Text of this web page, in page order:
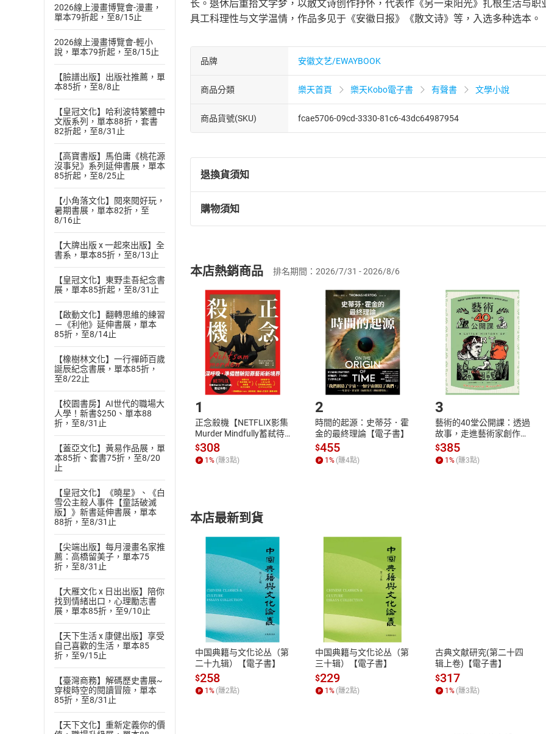
2026線上漫畫博覽會-漫畫，
單本79折起，至8/15止
2026線上漫畫博覽會-輕小
說，單本79折起，至8/15止
【臉譜出版】出版社推薦，單
本85折，至8/8止
【皇冠文化】哈利波特繁體中
文版系列，單本88折，套書
82折起，至8/31止
【高寶書版】馬伯庸《桃花源
沒事兒》系列延伸書展，單本
85折起，至8/25止
【小角落文化】閱來閱好玩，
暑期書展，單本82折，至
8/16止
【大牌出版 x 一起來出版】全
書系，單本85折，至8/13止
【皇冠文化】東野圭吾紀念書
展，單本85折起，至8/31止
【啟動文化】翻轉思維的練習
－《利他》延伸書展，單本
85折，至8/14止
【橡樹林文化】一行禪師百歲
誕辰紀念書展，單本85折，
至8/22止
【校園書房】AI世代的職場大
人學！新書$250、單本88
折，至8/31止
【蓋亞文化】黃易作品展，單
本85折、套書75折，至8/20
止
【皇冠文化】《曉星》、《白
雪公主殺人事件【童話破滅
版】》新書延伸書展，單本
88折，至8/31止
【尖端出版】每月漫畫名家推
薦：高橋留美子，單本75
折，至8/31止
【大雁文化 x 日出出版】陪你
找到情緒出口，心理勵志書
展，單本85折，至9/10止
【天下生活 x 康健出版】享受
自己喜歡的生活，單本85
折，至9/15止
【臺灣商務】解碼歷史書展~
穿梭時空的閱讀冒險，單本
85折，至8/31止
【天下文化】重新定義你的價
长。退休后重拾文学梦，以散文诗创作抒怀，代表作《另一束阳光》扎根生活与
具工科理性与文学温情，作品多见于《安徽日报》《散文诗》等，入选多种选本。
品牌 安徽文艺/EWAYBOOK
商品分類 樂天首頁 樂天Kobo電子書 有聲書 文學小說
商品貨號(SKU) fcae5706-09cd-3330-81c6-43dc64987954
退換貨須知
退換貨規定：
(一)依消費者保護法第19條第1項後段暨通訊交易解除權合理例外情事適用
(二)消費者訂購本店鋪之商品即代表知悉本店鋪所銷售之商品為電子書，
且已下載/存取電子書，不得請求退貨退款。
退貨方式：您欲取消訂單或辦理退貨時，請登入樂天市場，並於「我的訂單
貨」，本店鋪將依您的申請進行審核，待審核通過後將為您辦理退款事宜。
請注意，樂天市場須以整筆訂單為單位進行取消/退貨，恕無法以單支商品取
購物須知
挑選商品
Choose
放入購物車
Shopping cart
登入帳號
Login
購書後，如何開始使用？
Step1.選擇閱讀載具 Step2.登入
付款方式
ATM轉帳、信用卡、LINE PAY、AFTEE
之權利，遽消費者保護法及通訊交
除權合理例外情事適用準則，依商
質各有不同規定。詳細退換貨說明
照各商品說明。
本店熱銷商品 排名期間：2026/7/31 - 2026/8/6
1
正念殺機【NETFLIX影集
Murder Mindfully蓄弒待
發】【電子書】
$308
1 % (賺3點)
2
時間的起源：史蒂芬．霍
金的最終理論【電子書】
$455
1 % (賺4點)
3
藝術的40堂公開課：透過
故事，走進藝術家創作現
場，看藝術如何誕生、如
何形塑人類生活【電子
書】
$385
1 % (賺3點)
本店最新到貨
中国典籍与文化论丛（第
二十九辑）【電子書】
$258
1% (賺2點)
中国典籍与文化论丛（第
三十辑）【電子書】
$229
1% (賺2點)
古典文献研究(第二十四
辑上卷)【電子書】
$317
1% (賺3點)